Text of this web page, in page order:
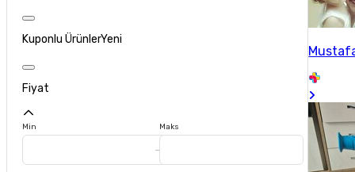
Kuponlu ÜrünlerYeni
Fiyat
Min Maks